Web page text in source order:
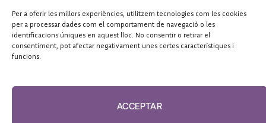
Per a oferir les millors experiències, utilitzem tecnologies com les cookies
per a processar dades com el comportament de navegació o les
identificacions úniques en aquest lloc. No consentir o retirar el
consentiment, pot afectar negativament unes certes característiques i
funcions.
ACCEPTAR
FUNDACIÓ